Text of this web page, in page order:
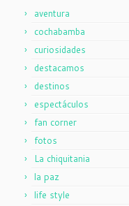
aventura
cochabamba
curiosidades
destacamos
destinos
espectáculos
fan corner
fotos
La chiquitania
la paz
life style